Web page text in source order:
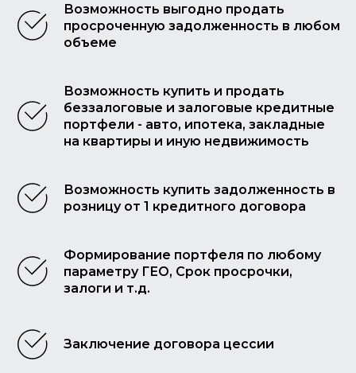
Возможность выгодно продать
просроченную задолженность в любом
объеме
Возможность купить и продать
беззалоговые и залоговые кредитные
портфели - авто, ипотека, закладные
на квартиры и иную недвижимость
Возможность купить задолженность в
розницу от 1 кредитного договора
Формирование портфеля по любому
параметру ГЕО, Срок просрочки,
залоги и т.д.
Заключение договора цессии